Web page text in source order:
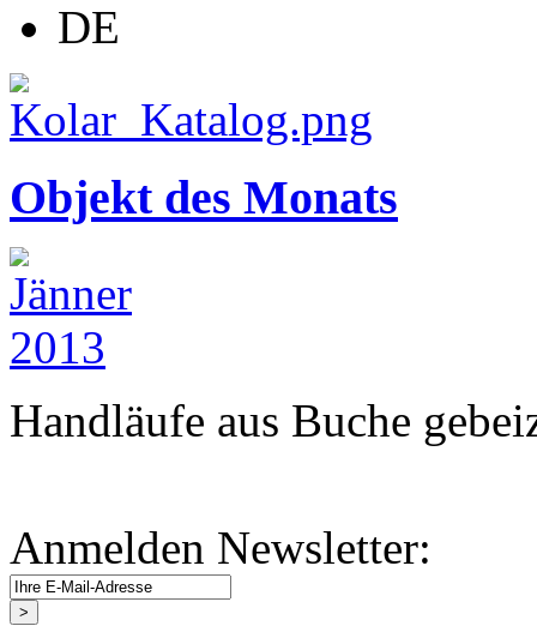
DE
Objekt des Monats
Handläufe aus Buche
Anmelden Newsletter: